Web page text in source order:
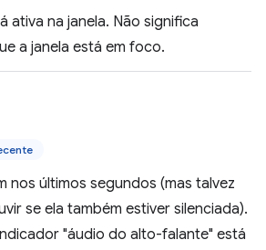
ativa na janela. Não significa
a janela está em foco.
nos últimos segundos (mas talvez
se ela também estiver silenciada).
"áudio do alto-falante" está